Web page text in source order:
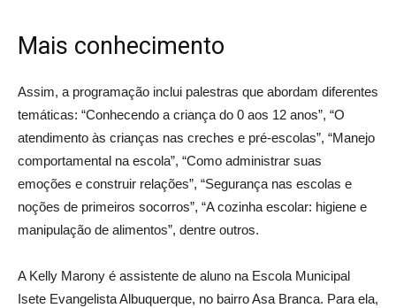
Mais conhecimento
Assim, a programação inclui palestras que abordam diferentes
temáticas: “Conhecendo a criança do 0 aos 12 anos”, “O
atendimento às crianças nas creches e pré-escolas”, “Manejo
comportamental na escola”, “Como administrar suas
emoções e construir relações”, “Segurança nas escolas e
noções de primeiros socorros”, “A cozinha escolar: higiene e
manipulação de alimentos”, dentre outros.
A Kelly Marony é assistente de aluno na Escola Municipal
Isete Evangelista Albuquerque, no bairro Asa Branca. Para ela,